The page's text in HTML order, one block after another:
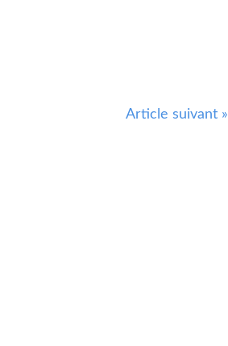
Article suivant »